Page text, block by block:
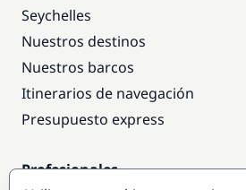
Seychelles
Nuestros destinos
Nuestros barcos
Itinerarios de navegación
Presupuesto express
Profesionales